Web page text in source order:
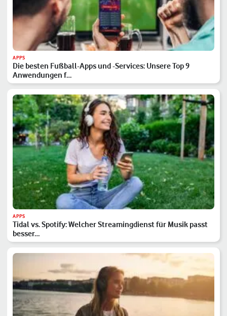
APPS
Die besten Fußball-Apps und -Services: Unsere Top 9
Anwendungen f…
APPS
Tidal vs. Spotify: Welcher Streamingdienst für Musik passt
besser…